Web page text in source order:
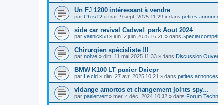
Un FJ 1200 intéressant à vendre
par Chris12 » mar. 9 sept. 2025 11:29 » dans petites
side car revival Cadwell park Aout 2024
par yannick58 » lun. 2 juin 2025 16:28 » dans Special
Chirurgien spécialiste !!!
par nolive » dim. 11 mai 2025 11:33 » dans Discussion
BMW K100 LT panier Dniepr
par Le cid » dim. 27 avr. 2025 10:21 » dans petites
vidange amortos et changement joints spy...
par paniervert » mer. 4 déc. 2024 10:32 » dans Forum